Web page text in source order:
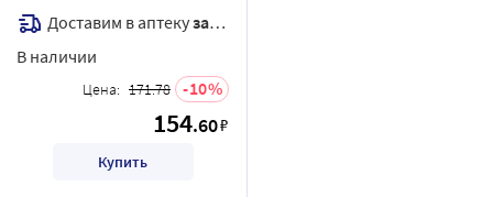
Доставим в аптекузавтра
В наличии
Цена: 171.78 10
154.60₽
Купить